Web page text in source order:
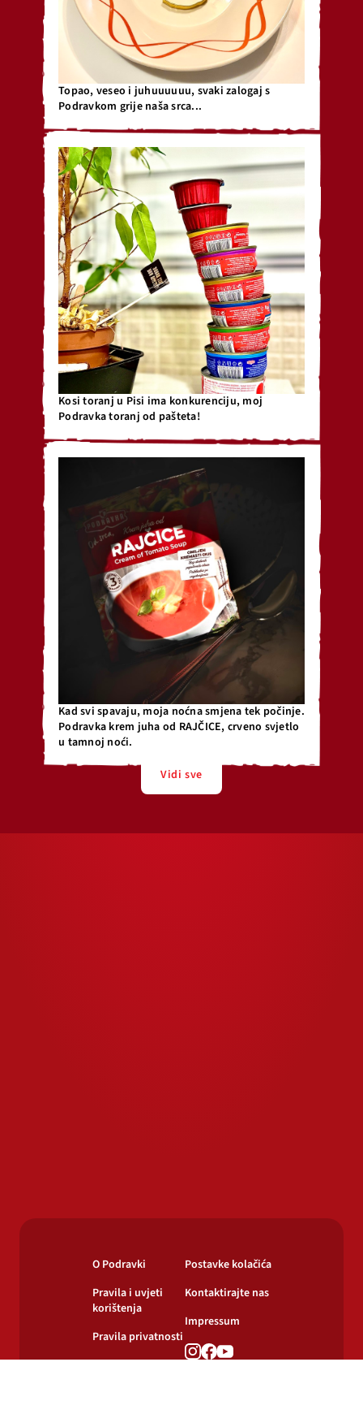
Topao, veseo i juhuuuuuu, svaki zalogaj s
Podravkom grije naša srca...
Kosi toranj u Pisi ima konkurenciju, moj
Podravka toranj od pašteta!
Kad svi spavaju, moja noćna smjena tek počinje.
Podravka krem juha od RAJČICE, crveno svjetlo
u tamnoj noći.
Vidi sve
O Podravki
Pravila i uvjeti
korištenja
Pravila privatnosti
Postavke kolačića
Kontaktirajte nas
Impressum